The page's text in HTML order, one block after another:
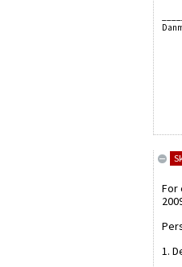
For
1.